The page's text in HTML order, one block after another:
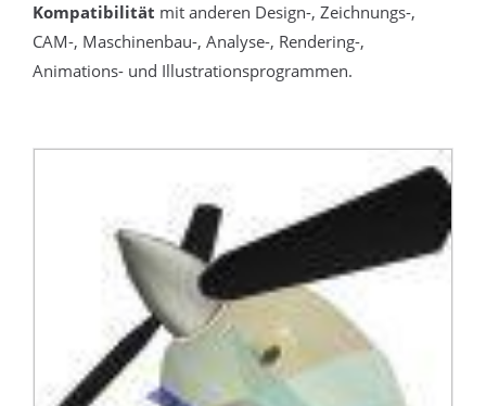
Kompatibilität mit anderen Design-, Zeichnungs-,
CAM-, Maschinenbau-, Analyse-, Rendering-,
Animations- und Illustrationsprogrammen.